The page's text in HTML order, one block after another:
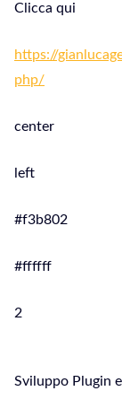
Clicca qui
https://
php/
center
left
#f3b802
#ffffff
2
Sviluppo Plugin